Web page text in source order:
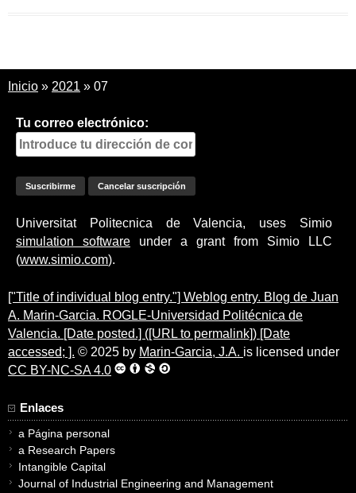
Inicio » 2021 » 07
Tu correo electrónico:
Universitat Politecnica de Valencia, uses Simio
simulation software under a grant from Simio LLC
(www.simio.com).
["Title of individual blog entry."] Weblog entry. Blog de Juan
A. Marin-Garcia. ROGLE-Universidad Politécnica de
Valencia. [Date posted.] ([URL to permalink]) [Date
accessed; ]. © 2025 by Marin-Garcia, J.A. is licensed under
CC BY-NC-SA 4.0
Enlaces
a Página personal
a Research Papers
Intangible Capital
Journal of Industrial Engineering and Management